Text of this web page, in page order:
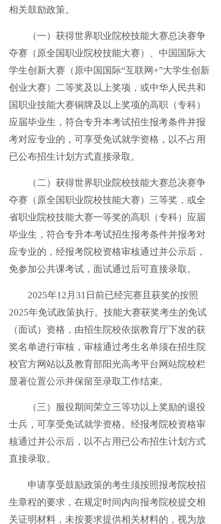
相关鼓励政策。
（一）获得世界职业院校技能大赛总决赛争
夺赛（原全国职业院校技能大赛）、中国国际大
学生创新大赛（原中国国际“互联网+”大学生创新
创业大赛）二等奖及以上奖项，或中华人民共和
国职业技能大赛铜牌及以上奖项的高职（专科）
应届毕业生，符合专升本考试招生报考条件并报
考对应专业的，可享受免试就学资格，以不占用
已公布招生计划方式直接录取。
（二）获得世界职业院校技能大赛总决赛争
夺赛（原全国职业院校技能大赛）三等奖，或全
省职业院校技能大赛一等奖的高职（专科）应届
毕业生，符合专升本考试招生报考条件并报考对
应专业的，经报考院校资格审核通过并公示后，
免参加公共课考试，面试通过后可直接录取。
2025年12月31日前已经完赛且获奖的按照
2025年免试政策执行。技能大赛获奖考生的免试
（面试）资格，由招生院校依据教育厅下发的获
奖名单进行审核，审核通过考生名单须在招生院
校官方网站以及教育部阳光高考平台网站院校栏
显著位置公示并保留至录取工作结束。
（三）服役期间荣立三等功以上奖励的退役
士兵，可享受免试就学资格。经报考院校资格审
核通过并公示后，以不占用已公布招生计划方式
直接录取。
申请享受鼓励政策的考生须按照报考院校招
生章程的要求，在规定时间内向报考院校提交相
关证明材料，未按要求提供相关材料的，视为放